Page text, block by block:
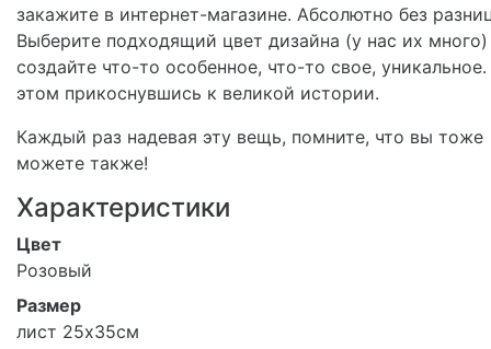
закажите в интернет-магазине. Абсолютно без
Выберите подходящий цвет дизайна (у нас их
создайте что-то особенное, что-то свое,
этом прикоснувшись к великой истории.
Каждый раз надевая эту вещь, помните, что вы тоже
можете также!
Характеристики
Цвет
Розовый
Размер
лист 25х35см